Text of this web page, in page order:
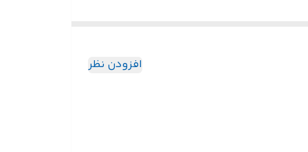
افزودن نظر